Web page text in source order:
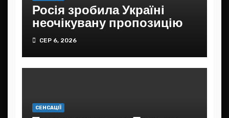
Росія зробила Україні
неочікувану пропозицію
СЕР 6, 2026
СЕНСАЦІЇ